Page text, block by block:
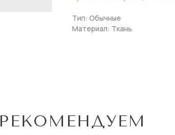
Тип: Обычные
Материал: Ткань
РЕКОМЕНДУЕМ